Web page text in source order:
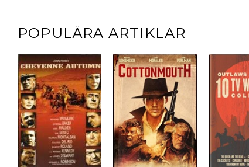
POPULÄRA ARTIKLAR